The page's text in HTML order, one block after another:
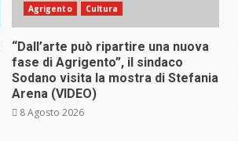
Agrigento Cultura
“Dall’arte può ripartire una nuova
fase di Agrigento”, il sindaco
Sodano visita la mostra di Stefania
Arena (VIDEO)
8 Agosto 2026